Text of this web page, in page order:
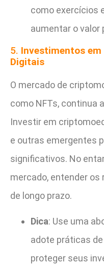
como exercícios
aumentar o valor
5. Investimentos
Digitais
O mercado de
como NFTs, continua
Investir em
e outras emergentes
significativos. No
mercado, entender
de longo prazo.
Dica: Use uma
adote práticas
proteger seus